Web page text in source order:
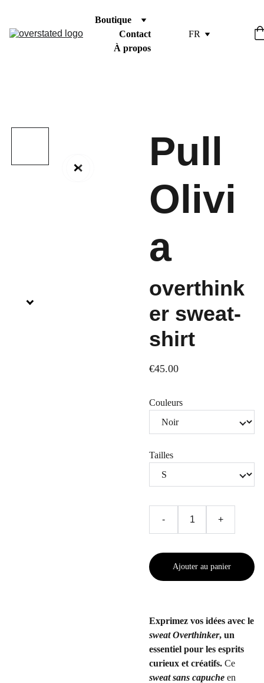
Boutique
Contact
À propos
FR
Pull
Olivi
a
overthink
er sweat-
shirt
€45.00
Couleurs
Tailles
- +
Ajouter au panier
Exprimez vos idées avec le
sweat Overthinker, un
essentiel pour les esprits
curieux et créatifs. Ce
sweat sans capuche en